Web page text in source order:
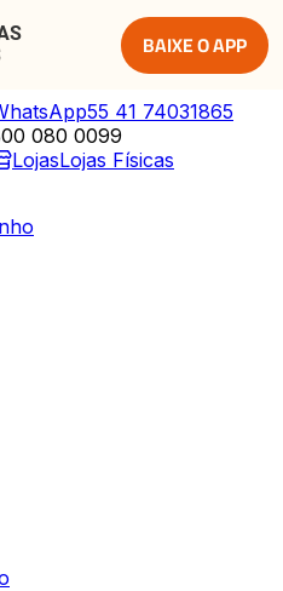
BAIXE O APP
55 41 74031865
080 0099
LojasLojas Físicas